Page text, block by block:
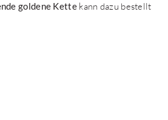
goldene Kettekann dazu bestellt